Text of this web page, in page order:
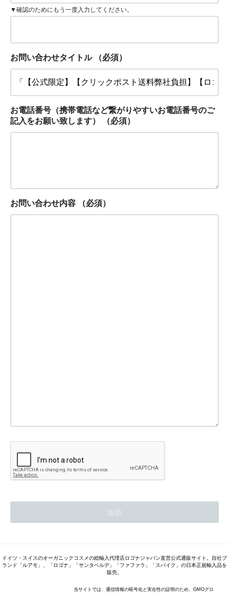
▼確認のためにもう一度入力してください。
お問い合わせタイトル （必須）
お電話番号（携帯電話など繋がりやすいお電話番号のご
記入をお願い致します）
（必須）
お問い合わせ内容 （必須）
ドイツ・スイスのオーガニックコスメの総輸入代理店ロゴナジャパン直営公式通販サイト。自社ブ
ランド「ルアモ」、「ロゴナ」「サンタベルデ」「ファファラ」「スパイク」の日本正規輸入品を
販売。
当サイトでは、通信情報の暗号化と実在性の証明のため、GMOグロ